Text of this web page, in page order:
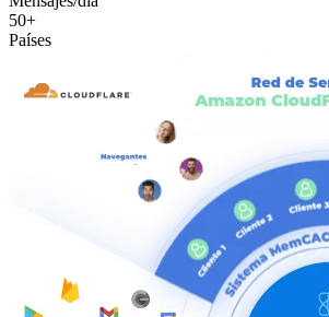
50+
Países